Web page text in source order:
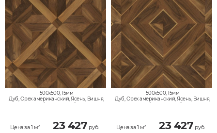
500x500, 15мм
Дуб, Орех американский, Ясень, Вишня,
Цена за 1 м² 23 427 руб.
500x500, 15мм
Дуб, Орех американский, Ясень, Вишня,
Цена за 1 м² 23 427 руб.